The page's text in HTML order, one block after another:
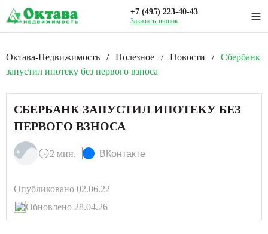
+7 (495) 223-40-43
Заказать звонок
Октава-Недвижимость / Полезное / Новости /
Сбербанк
запустил ипотеку без первого взноса
СБЕРБАНК ЗАПУСТИЛ ИПОТЕКУ БЕЗ
ПЕРВОГО ВЗНОСА
2 мин. ВКонтакте
Опубликовано 02.06.22
Обновлено 28.04.26